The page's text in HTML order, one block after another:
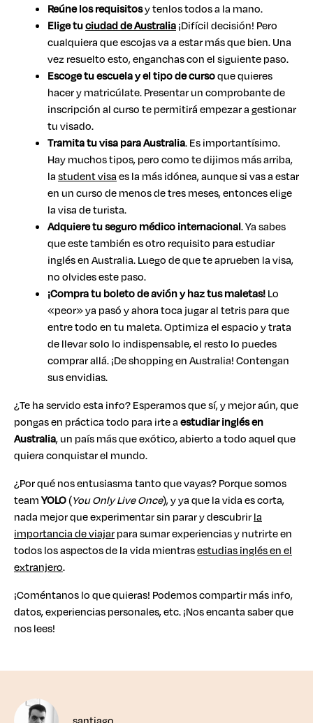
Reúne los requisitosy tenlos todos a la mano.
Elige tuciudad de Australia¡Difícil decisión! Pero
cualquiera que escojas va a estar más que bien. Una
vez resuelto esto, enganchas con el siguiente paso.
Escoge tu escuela y el tipo de cursoque quieres
hacer y matricúlate. Presentar un comprobante de
inscripción al curso te permitirá empezar a gestionar
tu visado.
Tramita tu visa para Australia. Es importantísimo.
Hay muchos tipos, pero como te dijimos más arriba,
lastudent visaes la más idónea, aunque si vas a estar
en un curso de menos de tres meses, entonces elige
la visa de turista.
Adquiere tu seguro médico internacional. Ya sabes
que este también es otro requisito para estudiar
inglés en Australia. Luego de que te aprueben la visa,
no olvides este paso.
¡Compra tu boleto de avión y haz tus maletas!Lo
«peor» ya pasó y ahora toca jugar al tetris para que
entre todo en tu maleta. Optimiza el espacio y trata
de llevar solo lo indispensable, el resto lo puedes
comprar allá. ¡De shopping en Australia! Contengan
sus envidias.
¿Te ha servido esta info? Esperamos que sí, y mejor aún, que
pongas en práctica todo para irte aestudiar inglés en
Australia, un país más que exótico, abierto a todo aquel que
quiera conquistar el mundo.
¿Por qué nos entusiasma tanto que vayas? Porque somos
teamYOLO(You Only Live Once), y ya que la vida es corta,
nada mejor que experimentar sin parar y descubrirla
importancia de viajarpara sumar experiencias y nutrirte en
todos los aspectos de la vida mientrasestudias inglés en el
extranjero.
¡Coméntanos lo que quieras! Podemos compartir más info,
datos, experiencias personales, etc. ¡Nos encanta saber que
nos lees!